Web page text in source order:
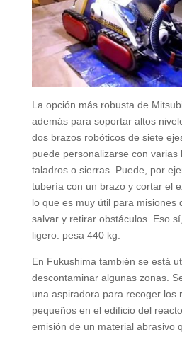
La opción más robusta de
además para soportar altos
dos brazos robóticos de siete
puede personalizarse con varias
taladros o sierras. Puede, por
tubería con un brazo y cortar el
lo que es muy útil para misiones
salvar y retirar obstáculos. Eso
ligero: pesa 440 kg.
En Fukushima también se está
descontaminar algunas zonas.
una aspiradora para recoger los
pequeños en el edificio del
emisión de un material abrasivo